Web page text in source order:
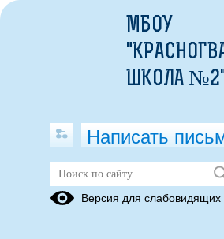
Учебный предмет "Труд
(технология)"
МБОУ
ШКОЛА
Написать
Версия для слабовидящих